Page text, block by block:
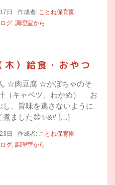
日 作成者: ことね保育園
グ, 調理室から
）給食・おやつ
☆肉豆腐 ☆かぼちゃのそ
（キャベツ、わかめ） お
し、旨味を逃さないように
煮ました😊✨&# […]
日 作成者: ことね保育園
グ, 調理室から